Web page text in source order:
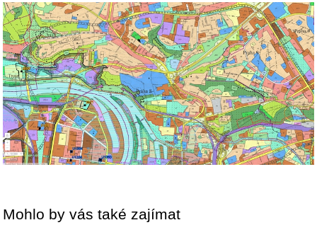
Mohlo by vás také zajímat